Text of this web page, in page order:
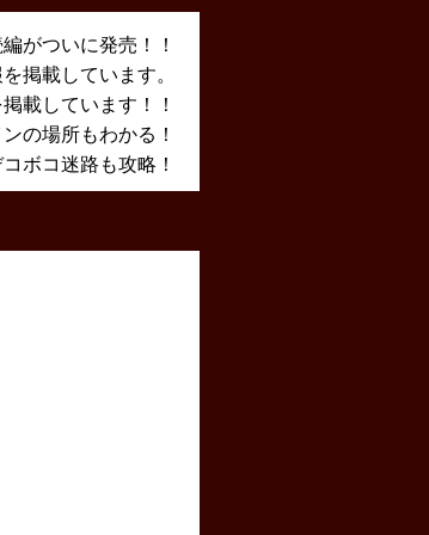
がついに発売！！
掲載しています。
載しています！！
の場所もわかる！
ボコ迷路も攻略！